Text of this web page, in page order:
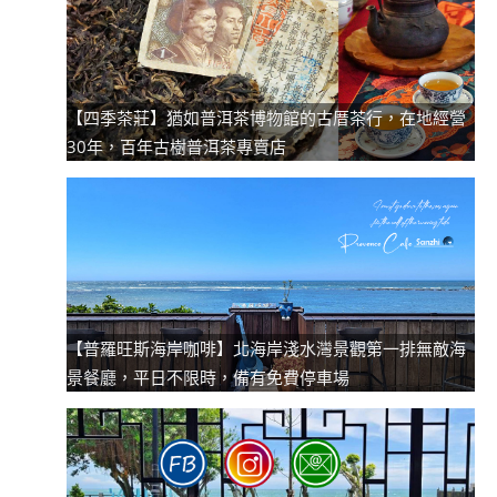
【四季茶莊】猶如普洱茶博物館的古厝茶行，在地經營
30年，百年古樹普洱茶專賣店
【普羅旺斯海岸咖啡】北海岸淺水灣景觀第一排無敵海
景餐廳，平日不限時，備有免費停車場